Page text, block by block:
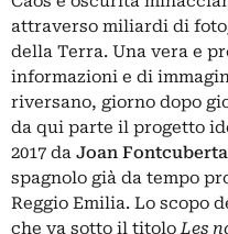
attraverso miliardi di
della Terra. Una vera e
informazioni e di
riversano, giorno dopo
da qui parte il progetto
2017 da Joan Fontcuberta
spagnolo già da tempo
Reggio Emilia. Lo scopo
che va sotto il titoloLes